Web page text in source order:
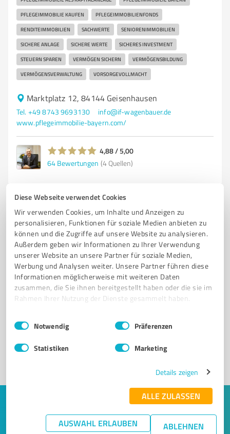
Diese Webseite verwendet Cookies
Wir verwenden Cookies, um Inhalte und Anzeigen zu
personalisieren, Funktionen für soziale Medien anbieten zu
können und die Zugriffe auf unsere Website zu analysieren.
Außerdem geben wir Informationen zu Ihrer Verwendung
unserer Website an unsere Partner für soziale Medien,
Werbung und Analysen weiter. Unsere Partner führen diese
Informationen möglicherweise mit weiteren Daten
zusammen, die Sie ihnen bereitgestellt haben oder die sie im
Rahmen Ihrer Nutzung der Dienste gesammelt haben.
Impressum Datenschutzbestimmungen
Einwilligungsauswahl
Notwendig Präferenzen
Statistiken Marketing
Details zeigen
ALLE ZULASSEN
AUSWAHL ERLAUBEN ABLEHNEN
PFLEGEIMMOBILIE KAUFEN PFLEGEIMMOBILIENFONDS
RENDITEIMMOBILIEN SACHWERTE SENIORENIMMOBILIEN
SICHERE ANLAGE SICHERE WERTE SICHERES INVESTMENT
STEUERN SPAREN VERMÖGEN SICHERN VERMÖGENSBILDUNG
VERMÖGENSVERWALTUNG VORSORGEVOLLMACHT
Marktplatz 12, 84144 Geisenhausen
Tel. +49 8743 9693130
info@if-wagenbauer.de
www.pflegeimmobilie-bayern.com/
4,88 / 5,00
64 Bewertungen (4 Quellen)
Sie möchten auch hier gelistet werden?
Kunden empfohlener ProvenExpert!
Keine Zeit für lange Recherchen und E-
Mails? Jetzt Angebote empfangen!